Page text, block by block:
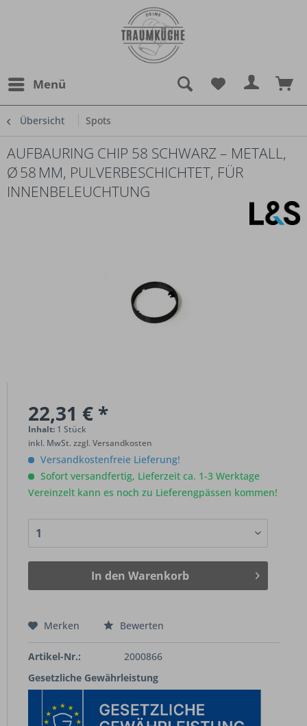
Menü
Übersicht Spots
AUFBAURING CHIP 58 SCHWARZ – METALL,
Ø 58 MM, PULVERBESCHICHTET, FÜR
INNENBELEUCHTUNG
22,31 € *
Inhalt: 1 Stück
inkl. MwSt.zzgl. Versandkosten
Versandkostenfreie Lieferung!
Sofort versandfertig, Lieferzeit ca. 1-3 Werktage
Vereinzelt kann es noch zu Lieferengpässen kommen!
In den Warenkorb
Merken Bewerten
Artikel-Nr.:
2000866
Gesetzliche Gewährleistung